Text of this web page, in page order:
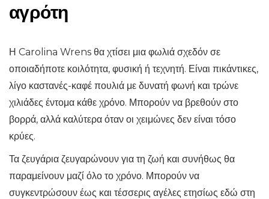
αγρότη
Η Carolina Wrens θα χτίσει μια φωλιά σχεδόν σε
οποιαδήποτε κοιλότητα, φυσική ή τεχνητή. Είναι πικάντικες,
λίγο καστανές-καφέ πουλιά με δυνατή φωνή και τρώνε
χιλιάδες έντομα κάθε χρόνο. Μπορούν να βρεθούν στο
βορρά, αλλά καλύτερα όταν οι χειμώνες δεν είναι τόσο
κρύες.
Τα ζευγάρια ζευγαρώνουν για τη ζωή και συνήθως θα
παραμείνουν μαζί όλο το χρόνο. Μπορούν να
συγκεντρώσουν έως και τέσσερις αγέλες ετησίως εδώ στη